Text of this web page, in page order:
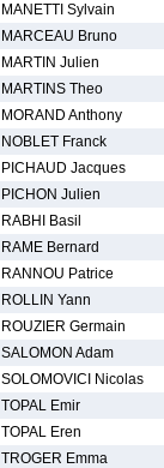
MANETTI Sylvain
MARCEAU Bruno
MARTIN Julien
MARTINS Theo
MORAND Anthony
NOBLET Franck
PICHAUD Jacques
PICHON Julien
RABHI Basil
RAME Bernard
RANNOU Patrice
ROLLIN Yann
ROUZIER Germain
SALOMON Adam
SOLOMOVICI Nicolas
TOPAL Emir
TOPAL Eren
TROGER Emma